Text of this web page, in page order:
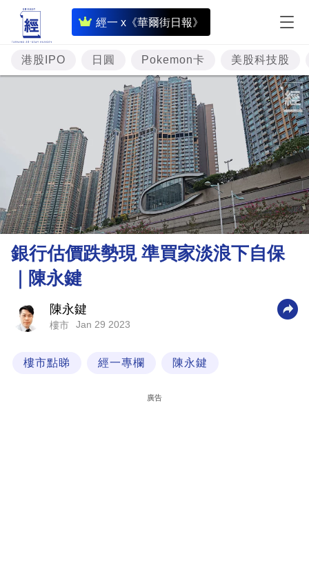
經一 x《華爾街日報》
即
時
財
經
投
樓
市
理
財
科
港股IPO 日圓 Pokemon卡 美股科技股
銀行估價跌勢現 準買家淡浪下自保
｜陳永鍵
陳永鍵
樓市 Jan 29 2023
樓市點睇 經一專欄 陳永鍵
廣告